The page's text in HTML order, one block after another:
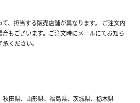
、担当する販売店舗が異なります。 ご注文内
もございます。ご注文時にメールにてお知ら
ください。
秋田県、山形県、福島県、茨城県、栃木県